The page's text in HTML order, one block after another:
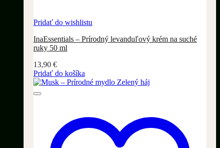
Pridať do wishlistu
InaEssentials – Prírodný levanduľový krém na suché
ruky 50 ml
13,90 €
Pridať do košíka